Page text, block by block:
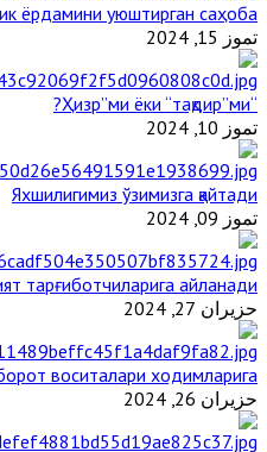
ёрдамини уюштирган саҳоба
تموز 15, 2024
“Ҳизр”ми ёки “тақдир”ми?
تموز 10, 2024
Яхшилигимиз ўзимизга қайтади
تموز 09, 2024
тарғиботчиларига айланади
حزيران 27, 2024
воситалари ходимларига
حزيران 26, 2024